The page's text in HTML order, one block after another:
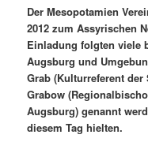
Der Mesopotamien
2012 zum Assyrischen
Einladung folgten viele
Augsburg und
Grab (Kulturreferent
Grabow
Augsburg) genannt
diesem Tag hielten.